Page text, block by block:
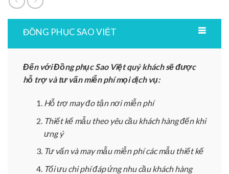
ĐỒNG PHỤC SAO VIỆT
Đến với Đồng phục Sao Việt quý khách sẽ được
hỗ trợ và tư vấn miễn phí mọi dịch vụ:
Hỗ trợ may đo tận nơi miễn phí
Thiết kế mẫu theo yêu cầu khách hàng đến khi
ưng ý
Tư vấn và may mẫu miễn phí các mẫu thiết kế
Tối ưu chi phí đáp ứng nhu cầu khách hàng